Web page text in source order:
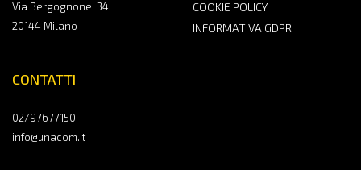
Via Bergognone, 34
20144 Milano
CONTATTI
02/97677150
info@unacom.it
COOKIE POLICY
INFORMATIVA GDPR